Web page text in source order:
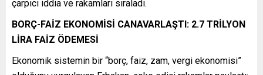
çarpıcı iddia ve rakamları sıraladı.
BORÇ-FAİZ EKONOMİSİ CANAVARLAŞTI: 2.7 TRİLYON
LİRA FAİZ ÖDEMESİ
Ekonomik sistemin bir “borç, faiz, zam, vergi ekonomisi”